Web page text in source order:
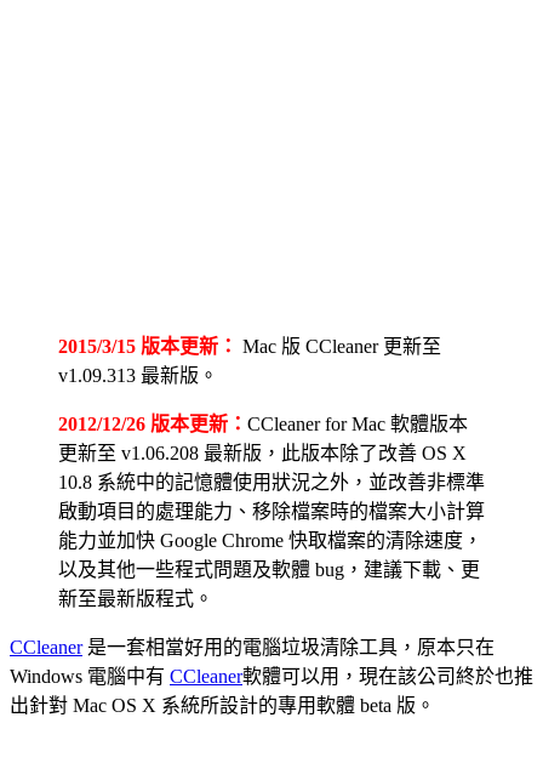
2015/3/15 版本更新： Mac 版 CCleaner 更新至
v1.09.313 最新版。
2012/12/26 版本更新： CCleaner for Mac 軟體版本
更新至 v1.06.208 最新版，此版本除了改善 OS X
10.8 系統中的記憶體使用狀況之外，並改善非標準
啟動項目的處理能力、移除檔案時的檔案大小計算
能力並加快 Google Chrome 快取檔案的清除速度，
以及其他一些程式問題及軟體 bug，建議下載、更
新至最新版程式。
CCleaner是一套相當好用的電腦垃圾清除工具，原本只在
Windows 電腦中有 CCleaner軟體可以用，現在該公司終於也推
出針對 Mac OS X 系統所設計的專用軟體 beta 版。